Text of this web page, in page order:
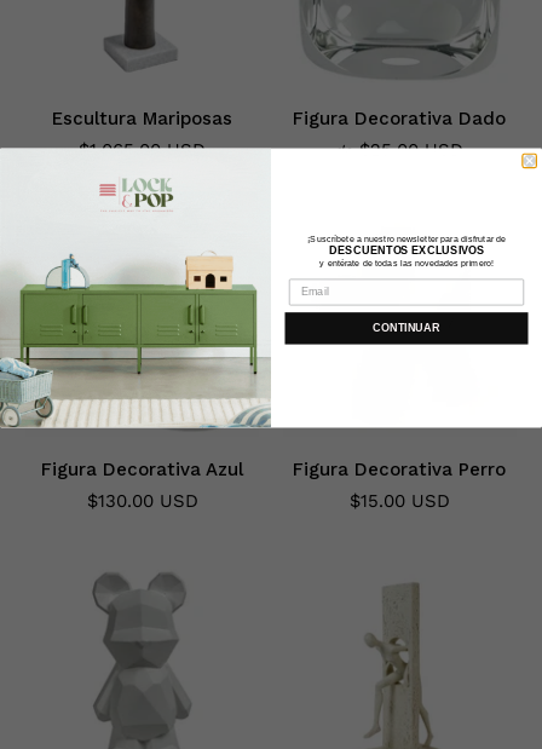
Escultura Mariposas
$1,065.00 USD
Figura Decorativa Dado
de $25.00 USD
Figura Decorativa Azul
$130.00 USD
Figura Decorativa Perro
$15.00 USD
¡Suscríbete a nuestro newsletter para disfrutar de
DESCUENTOS EXCLUSIVOS
y entérate de todas las novedades primero!
CONTINUAR